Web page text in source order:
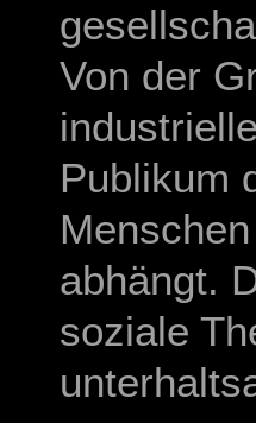
Von der
Publikum
abhängt.
soziale